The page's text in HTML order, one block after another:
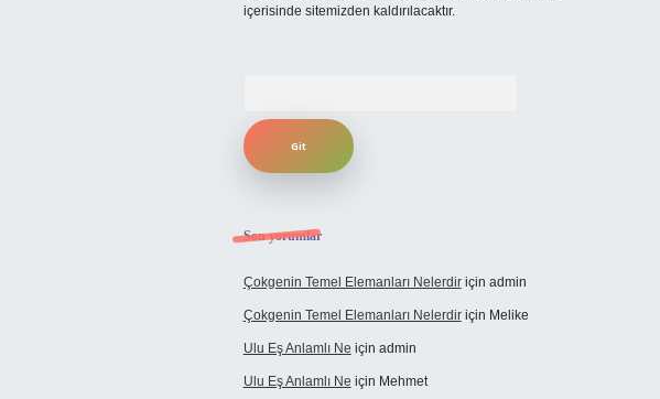
içerisinde sitemizden kaldırılacaktır.
Son yorumlar
Çokgenin Temel Elemanları Nelerdiriçin admin
Çokgenin Temel Elemanları Nelerdiriçin Melike
Ulu Eş Anlamlı Ne için admin
Ulu Eş Anlamlı Ne için Mehmet